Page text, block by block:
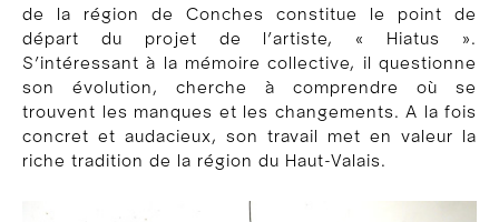
de la région de Conches constitue le point de
départ du projet de l’artiste, « Hiatus ».
S’intéressant à la mémoire collective, il questionne
son évolution, cherche à comprendre où se
trouvent les manques et les changements. A la fois
concret et audacieux, son travail met en valeur la
riche tradition de la région du Haut-Valais.